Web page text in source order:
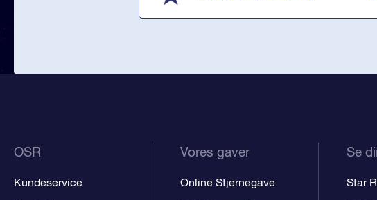
OSR
Kundeservice
Vores gaver
Online Stjernegave
Se
Star